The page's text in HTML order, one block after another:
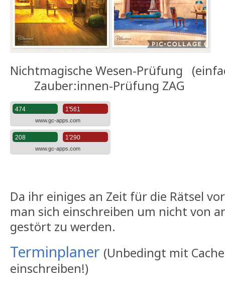
Nichtmagische Wesen-
Zauber:innen-Prüfung ZAG
Da ihr einiges an Zeit für die Rätsel
man sich einschreiben um nicht von
gestört zu werden.
Terminplaner (Unbedingt mit
einschreiben!)